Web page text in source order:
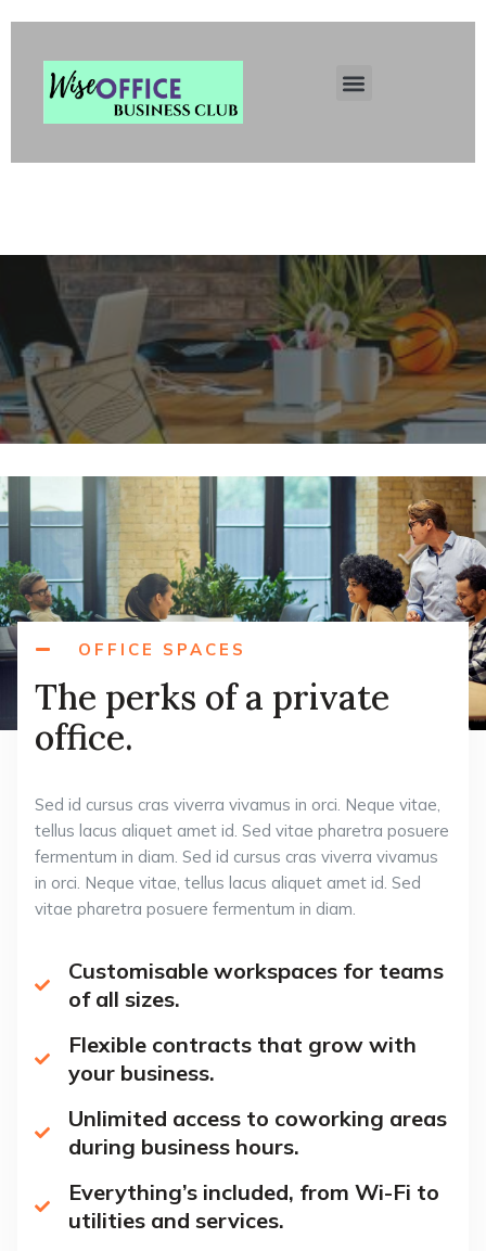
Wirtualne. Centrum
Rozwoju Biznesu.
Rejestracja Firmy Łódź.
OFFICE SPACES
The perks of a private
office.
Sed id cursus cras viverra vivamus in orci. Neque vitae,
tellus lacus aliquet amet id. Sed vitae pharetra posuere
fermentum in diam. Sed id cursus cras viverra vivamus
in orci. Neque vitae, tellus lacus aliquet amet id. Sed
vitae pharetra posuere fermentum in diam.
Customisable workspaces for teams
of all sizes.
Flexible contracts that grow with
your business.
Unlimited access to coworking areas
during business hours.
Everything’s included, from Wi-Fi to
utilities and services.